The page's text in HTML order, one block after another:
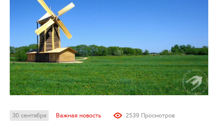
30 сентября Важная новость 2539 Просмотров